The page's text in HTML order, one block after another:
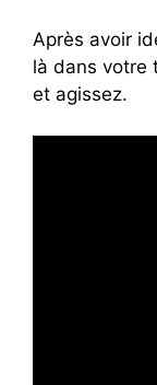
Après avoir
là dans votre
et agissez.